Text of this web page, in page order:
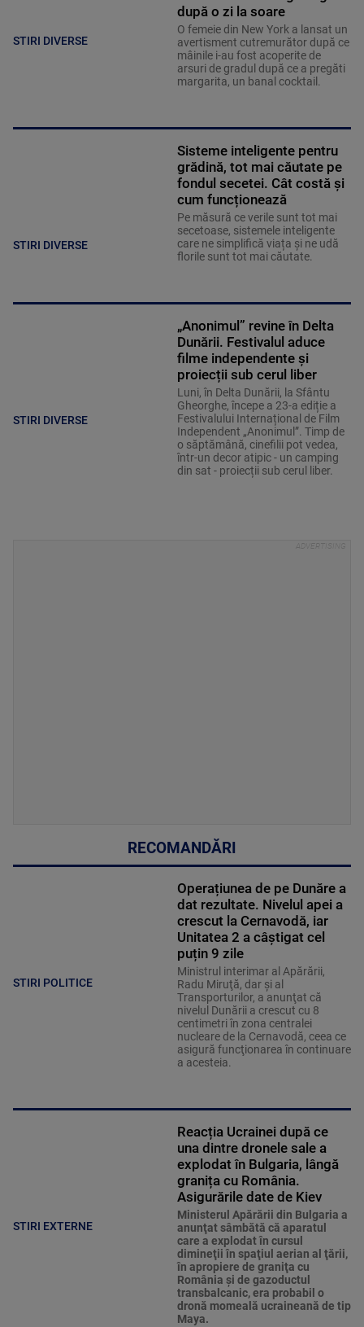
STIRI DIVERSE
după o zi la soare
O femeie din New York a lansat un
avertisment cutremurător după ce
mâinile i-au fost acoperite de
arsuri de gradul după ce a pregăti
margarita, un banal cocktail.
STIRI DIVERSE
Sisteme inteligente pentru
grădină, tot mai căutate pe
fondul secetei. Cât costă și
cum funcționează
Pe măsură ce verile sunt tot mai
secetoase, sistemele inteligente
care ne simplifică viața și ne udă
florile sunt tot mai căutate.
STIRI DIVERSE
„Anonimul” revine în Delta
Dunării. Festivalul aduce
filme independente și
proiecții sub cerul liber
Luni, în Delta Dunării, la Sfântu
Gheorghe, începe a 23-a ediție a
Festivalului Internațional de Film
Independent „Anonimul”. Timp de
o săptămână, cinefilii pot vedea,
într-un decor atipic - un camping
din sat - proiecții sub cerul liber.
RECOMANDĂRI
STIRI POLITICE
Operațiunea de pe Dunăre a
dat rezultate. Nivelul apei a
crescut la Cernavodă, iar
Unitatea 2 a câștigat cel
puțin 9 zile
Ministrul interimar al Apărării,
Radu Miruţă, dar şi al
Transporturilor, a anunţat că
nivelul Dunării a crescut cu 8
centimetri în zona centralei
nucleare de la Cernavodă, ceea ce
asigură funcţionarea în continuare
a acesteia.
STIRI EXTERNE
Reacția Ucrainei după ce
una dintre dronele sale a
explodat în Bulgaria, lângă
granița cu România.
Asigurările date de Kiev
Ministerul Apărării din Bulgaria a
anunţat sâmbătă că aparatul
care a explodat în cursul
dimineţii în spaţiul aerian al ţării,
în apropiere de graniţa cu
România şi de gazoductul
transbalcanic, era probabil o
dronă momeală ucraineană de tip
Maya.